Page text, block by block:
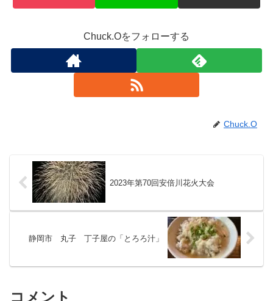
Chuck.Oをフォローする
Chuck.O
2023年第70回安倍川花火大会
静岡市 丸子 丁子屋の「とろろ汁」
コメント